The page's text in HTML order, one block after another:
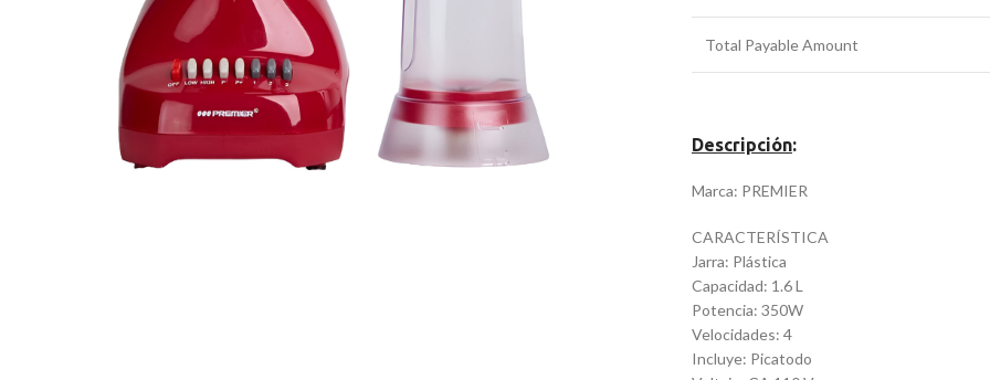
Total Payable Amount
Descripción:
Marca: PREMIER
CARACTERÍSTICA
Jarra: Plástica
Capacidad: 1.6 L
Potencia: 350W
Velocidades: 4
Incluye: Picatodo